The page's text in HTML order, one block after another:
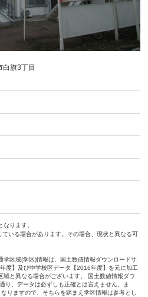
白旗3丁目
ります。
いる場合があります。その場合、現状と異なる可
学区域(学区)情報は、国土数値情報ダウンロードサ
度】及び中学校区データ【2016年度】を元に加工
域と異なる場合がございます。 国土数値情報ダウ
り、データは必ずしも正確とは言えません。ま
りますので、そちらを踏まえ学区情報は参考とし